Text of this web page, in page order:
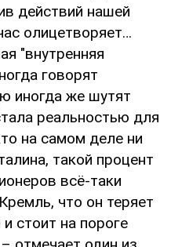
действий нашей
олицетворяет…
"внутренняя
говорят
иногда же шутят
реальностью для
на самом деле ни
такой процент
всё-таки
что он теряет
стоит на пороге